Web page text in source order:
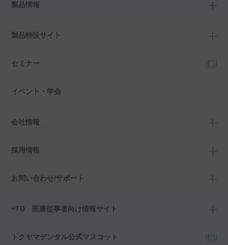
製品情報
製品特設サイト
セミナー
イベント・学会
会社情報
採用情報
お問い合わせ/サポート
+TD 医療従事者向け情報サイト
トクヤマデンタル公式マスコット